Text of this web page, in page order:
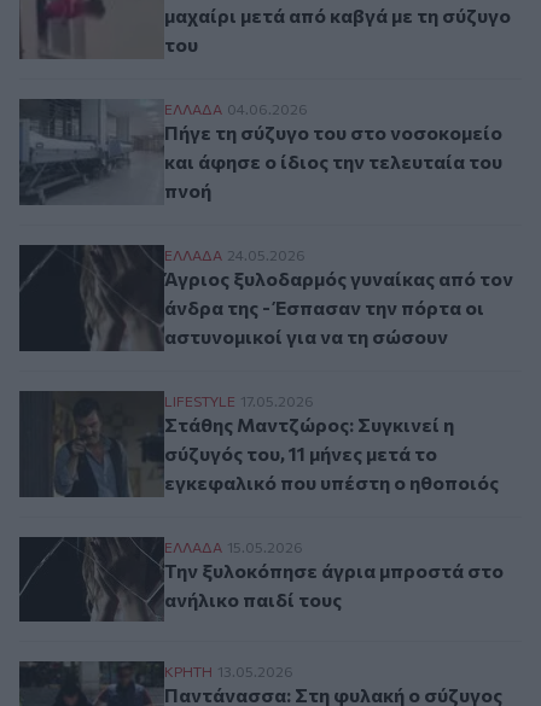
μαχαίρι μετά από καβγά με τη σύζυγο
του
Πήγε τη σύζυγο του στο νοσοκομείο και
ΕΛΛAΔΑ 04.06.2026
Πήγε τη σύζυγο του στο νοσοκομείο
και άφησε ο ίδιος την τελευταία του
πνοή
Άγριος ξυλοδαρμός γυναίκας από τον
ΕΛΛAΔΑ 24.05.2026
Άγριος ξυλοδαρμός γυναίκας από τον
άνδρα της - Έσπασαν την πόρτα οι
αστυνομικοί για να τη σώσουν
Στάθης Μαντζώρος: Συγκινεί η σύζυγός
LIFESTYLE 17.05.2026
Στάθης Μαντζώρος: Συγκινεί η
σύζυγός του, 11 μήνες μετά το
εγκεφαλικό που υπέστη ο ηθοποιός
Την ξυλοκόπησε άγρια μπροστά στο
ΕΛΛAΔΑ 15.05.2026
Την ξυλοκόπησε άγρια μπροστά στο
ανήλικο παιδί τους
Παντάνασσα: Στη φυλακή ο σύζυγος για
ΚΡΗΤΗ 13.05.2026
Παντάνασσα: Στη φυλακή ο σύζυγος